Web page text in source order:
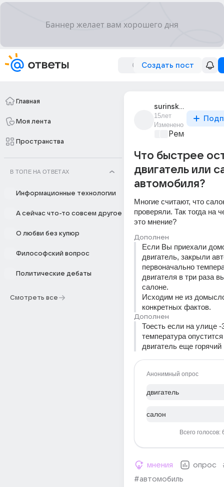
Создать пост
Главная
Моя лента
Пространства
В ТОПЕ НА ОТВЕТАХ
Информационные технологии
А сейчас что-то совсем другое
О любви без купюр
Философский вопрос
Политические дебаты
Смотреть все
surinskii_dmitrii
15лет
Изменено
Ремонт и
Что быстрее
двигатель или
автомобиля?
Многие считают, что
проверяли. Так тогда на
это мнение?
Дополнен
Если Вы приехали
двигатель, закрыли
первоначально
двигателя в три раза
салоне.
Исходим не из
конкретных фактов.
Дополнен
Тоесть если на улице -
температура
двигатель еще
Анонимный опрос
двигатель
салон
Всего голосов:
мнения опрос
#автомобиль